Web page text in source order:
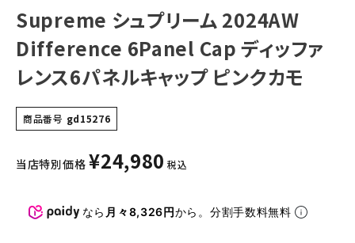
キャップ・ハット
ニット帽・ビーニー
その他バッグ類
スニーカー・ブーツ
Supreme シュプリーム 2024AW
Difference 6Panel Cap ディッファ
レンス6パネルキャップ ピンクカモ
商品番号 gd15276
当店特別価格 ¥24,980 税込
なら 月々8,326円から。分割手数料無料